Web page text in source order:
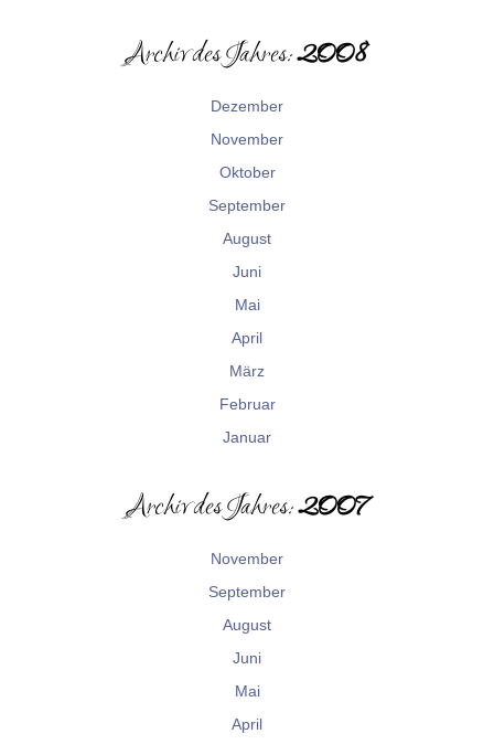
Archiv des Jahres:2008
Dezember
November
Oktober
September
August
Juni
Mai
April
März
Februar
Januar
Archiv des Jahres:2007
November
September
August
Juni
Mai
April